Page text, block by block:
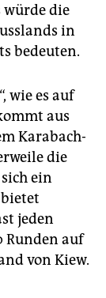
würde die
in
bedeuten.
wie es auf
aus
Karabach-
die
ein
jeden
Runden auf
von Kiew.